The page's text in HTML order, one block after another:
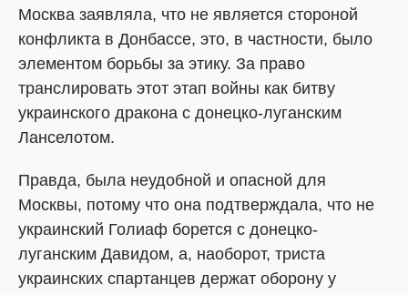
Москва заявляла, что не является стороной
конфликта в Донбассе, это, в частности, было
элементом борьбы за этику. За право
транслировать этот этап войны как битву
украинского дракона с донецко-луганским
Ланселотом.
Правда, была неудобной и опасной для
Москвы, потому что она подтверждала, что не
украинский Голиаф борется с донецко-
луганским Давидом, а, наоборот, триста
украинских спартанцев держат оборону у